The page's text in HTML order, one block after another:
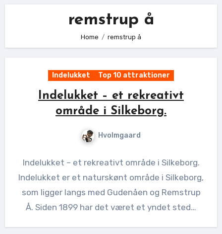
remstrup å
Home remstrup å
Indelukket Top 10 attraktioner
Indelukket – et rekreativt
område i Silkeborg.
Hvolmgaard
Indelukket – et rekreativt område i Silkeborg.
Indelukket er et naturskønt område i Silkeborg,
som ligger langs med Gudenåen og Remstrup
Å. Siden 1899 har det været et yndet sted…